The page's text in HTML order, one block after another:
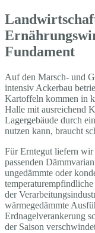
Fundament
Auf den Marsch- und
intensiv Ackerbau
Kartoffeln kommen in
Halle mit ausreichend
Lagergebäude durch
nutzen kann, braucht
Für Erntegut liefern
passenden
ungedämmte oder
der
wärmegedämmte
Erdnagelverankerung
der Saison